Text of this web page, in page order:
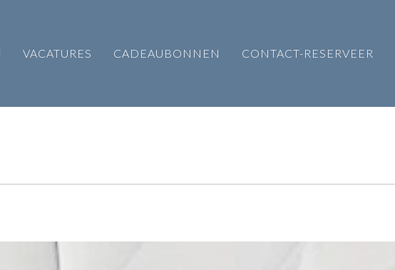
VACATURES CADEAUBONNEN CONTACT-RESERVEER